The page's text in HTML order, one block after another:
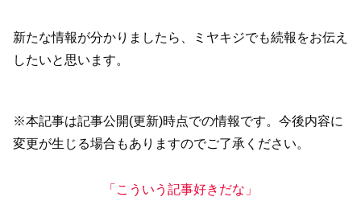
新たな情報が分かりましたら、ミヤキジでも続報をお伝え
したいと思います。
※本記事は記事公開(更新)時点での情報です。今後内容に
変更が生じる場合もありますのでご了承ください。
「こういう記事好きだな」